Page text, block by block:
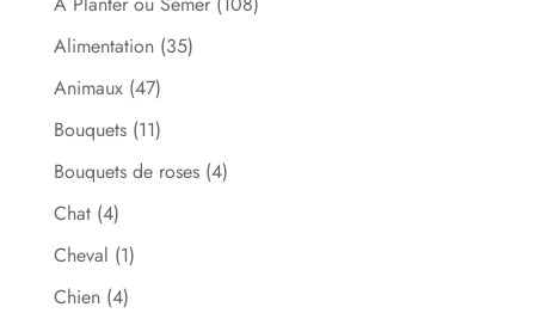
Alimentation (35)
Animaux (47)
Bouquets (11)
Bouquets de roses (4)
Chat (4)
Cheval (1)
Chien (4)